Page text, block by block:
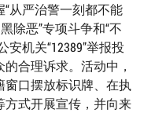
从严治警一刻都不能
除恶”专项斗争和“不
机关“12389”举报投
合理诉求。活动中，
口摆放标识牌、在执
式开展宣传，并向来